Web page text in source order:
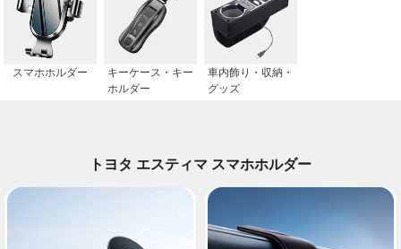
スマホホルダー
キーケース・キー
ホルダー
車内飾り・収納・
グッズ
トヨタ エスティマ スマホホルダー